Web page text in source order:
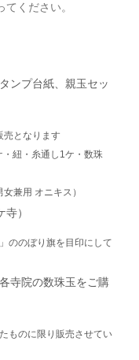
ください。
ンプ台紙、親玉セッ
となります
紐・糸通し1ケ・数珠
兼用 オニキス）
）
ののぼり旗を目印にして
寺院の数珠玉をご購
ものに限り販売させてい